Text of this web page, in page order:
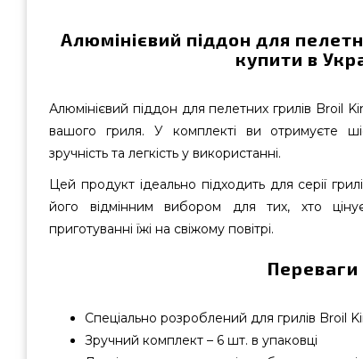
Алюмінієвий піддон для
купити в
Алюмінієвий піддон для пелетних грилів Broil
вашого гриля. У комплекті ви отримуєте
зручність та легкість у використанні.
Цей продукт ідеально підходить для серії
його відмінним вибором для тих, хто
приготуванні їжі на свіжому повітрі.
Переваги
Спеціально розроблений для грилів Broil
Зручний комплект – 6 шт. в упаковці